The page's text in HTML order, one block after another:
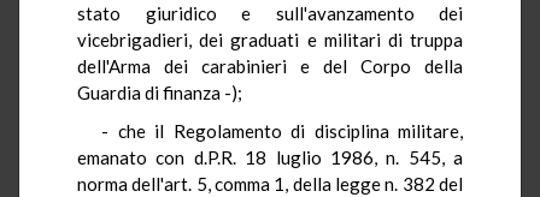
stato giuridico e sull'avanzamento dei
vicebrigadieri, dei graduati e militari di truppa
dell'Arma dei carabinieri e del Corpo della
Guardia di finanza -);
- che il Regolamento di disciplina militare,
emanato con d.P.R. 18 luglio 1986, n. 545, a
norma dell'art. 5, comma 1, della legge n. 382 del